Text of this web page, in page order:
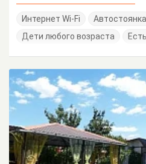
Интернет Wi-Fi
Автостоянка
Дети любого возраста